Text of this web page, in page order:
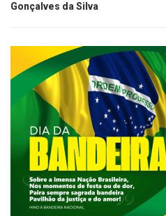
Gonçalves da Silva